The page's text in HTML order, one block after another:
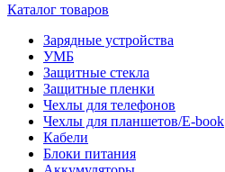
Каталог товаров
Зарядные устройства
УМБ
Защитные стекла
Защитные пленки
Чехлы для телефонов
Чехлы для планшетов/E-book
Кабели
Блоки питания